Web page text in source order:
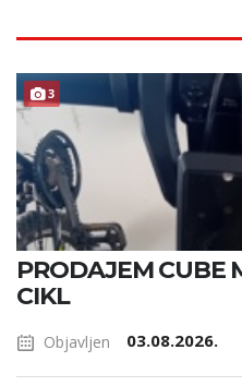
3
PRODAJEM CUBE
CIKL
Objavljen 03.08.2026.